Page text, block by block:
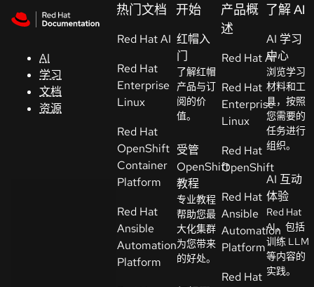
AI
学习
文档
资源
持
控制台
（Console）
开
发
人
员
开
始
试
热门文档
Red Hat AI
Red Hat
Enterprise
Linux
Red Hat
OpenShift
Container
Platform
Red Hat
Ansible
Automation
Platform
开始
红帽入
门
了解红帽
产品与订
阅的价
值。
受管
OpenShift
教程
专业教程
帮助您最
大化集群
为您带来
的好处。
产品概
述
Red Hat AI
Red Hat
Enterprise
Linux
Red Hat
OpenShift
Red Hat
Ansible
Automation
Platform
Red Hat
了解 AI
AI 学习
中心
浏览学习
材料和工
具，按照
您需要的
任务进行
组织。
AI 互动
体验
Red Hat
AI，包括
训练 LLM
等内容的
实践。